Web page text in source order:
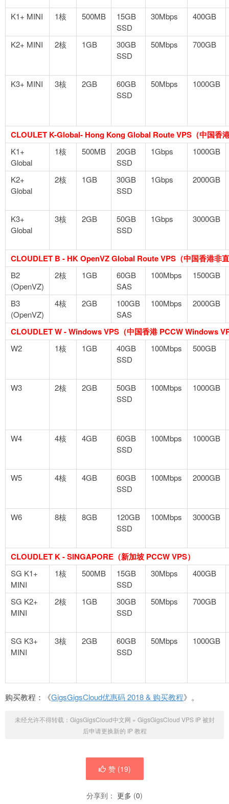
K1+ MINI 1核 500MB
15GB
SSD
30Mbps 400GB
K2+ MINI 2核 1GB
30GB
SSD
50Mbps 700GB
K3+ MINI 3核 2GB
60GB
SSD
50Mbps 1000GB
CLOULET K-Global- Hong Kong Global Route VPS（中国香
K1+
Global
1核 500MB
20GB
SSD
1Gbps 1000GB
K2+
Global
2核 1GB
30GB
SSD
1Gbps 2000GB
K3+
Global
3核 2GB
50GB
SSD
1Gbps 3000GB
CLOUDLET B - HK OpenVZ Global Route VPS（中国香港非
B2
(OpenVZ)
2核 1GB
60GB
SAS
100Mbps 1500GB
B3
(OpenVZ)
4核 2GB
100GB
SAS
100Mbps 2000GB
CLOUDLET W - Windows VPS（中国香港 PCCW Windows
W2 1核 1GB
40GB
SSD
100Mbps 500GB
W3 2核 2GB
50GB
SSD
100Mbps 1000GB
W4 4核 4GB
60GB
SSD
100Mbps 1000GB
W5 4核 4GB
60GB
SSD
100Mbps 2000GB
W6 8核 8GB
120GB
SSD
100Mbps 3000GB
CLOUDLET K - SINGAPORE（新加坡 PCCW VPS）
SG K1+
MINI
1核 500MB
15GB
SSD
30Mbps 400GB
SG K2+
MINI
2核 1GB
30GB
SSD
50Mbps 700GB
SG K3+
MINI
3核 2GB
60GB
SSD
50Mbps 1000GB
购买教程：《GigsGigsCloud优惠码 2018 & 购买教程》。
未经允许不得转载： GigsGigsCloud中文网 » GigsGigsCloud VPS IP 被封
后申请更换新的 IP 教程
赞 (19)
分享到： 更多 (0)